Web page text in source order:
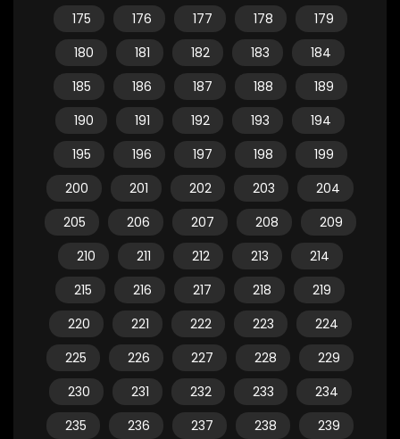
175
176 177 178
179
180
181 182 183
184
185
186 187 188
189
190
191 192 193
194
195
196 197 198
199
200
201 202 203
204
205
206 207 208
209
210
211 212 213
214
215
216 217 218
219
220
221 222 223
224
225
226 227 228
229
230
231 232 233
234
235
236 237 238
239